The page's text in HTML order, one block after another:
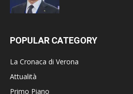
POPULAR CATEGORY
La Cronaca di Verona
Attualità
Primo Piano